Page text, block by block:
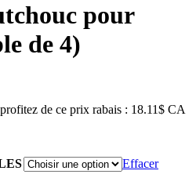
pour
de 4)
de ce prix rabais : 18.11$ CA
Effacer